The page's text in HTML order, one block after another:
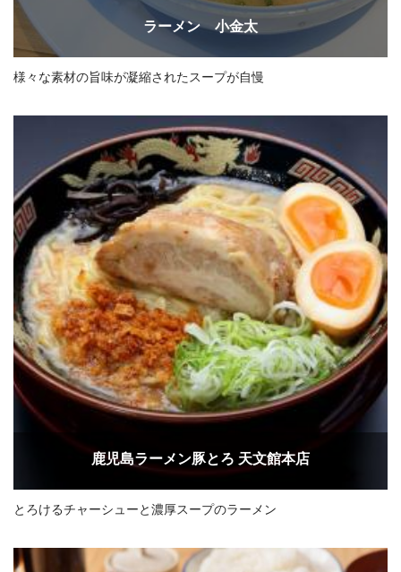
ラーメン 小金太
様々な素材の旨味が凝縮されたスープが自慢
鹿児島ラーメン豚とろ 天文館本店
とろけるチャーシューと濃厚スープのラーメン